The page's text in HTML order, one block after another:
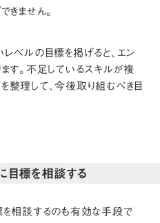
きません。
ベルの目標を掲げると、エン
す。不足しているスキルが複
理して、今後取り組むべき目
目標を相談する
相談するのも有効な手段で